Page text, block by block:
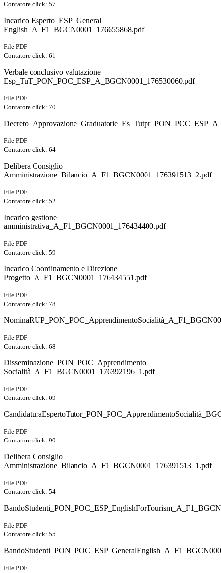
Contatore click: 57
Incarico Esperto_ESP_General
English_A_F1_BGCN0001_176655868.pdf
File PDF
Contatore click: 61
Verbale conclusivo valutazione
Esp_TuT_PON_POC_ESP_A_BGCN0001_176530060.pdf
File PDF
Contatore click: 70
File PDF
Contatore click: 64
Delibera Consiglio
Amministrazione_Bilancio_A_F1_BGCN0001_176391513_2.pdf
File PDF
Contatore click: 52
Incarico gestione
amministrativa_A_F1_BGCN0001_176434400.pdf
File PDF
Contatore click: 59
Incarico Coordinamento e Direzione
Progetto_A_F1_BGCN0001_176434551.pdf
File PDF
Contatore click: 78
File PDF
Contatore click: 68
Disseminazione_PON_POC_Apprendimento
Socialità_A_F1_BGCN0001_176392196_1.pdf
File PDF
Contatore click: 69
File PDF
Contatore click: 90
Delibera Consiglio
Amministrazione_Bilancio_A_F1_BGCN0001_176391513_1.pdf
File PDF
Contatore click: 54
File PDF
Contatore click: 55
File PDF